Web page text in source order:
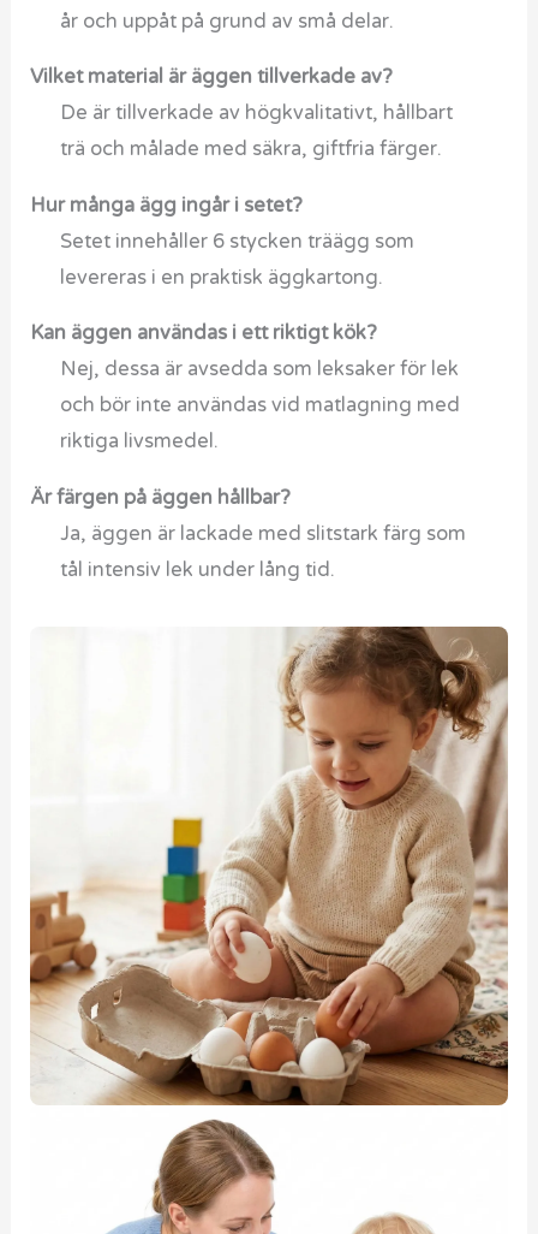
år och uppåt på grund av små delar.
Vilket material är äggen tillverkade av?
De är tillverkade av högkvalitativt, hållbart
trä och målade med säkra, giftfria färger.
Hur många ägg ingår i setet?
Setet innehåller 6 stycken träägg som
levereras i en praktisk äggkartong.
Kan äggen användas i ett riktigt kök?
Nej, dessa är avsedda som leksaker för lek
och bör inte användas vid matlagning med
riktiga livsmedel.
Är färgen på äggen hållbar?
Ja, äggen är lackade med slitstark färg som
tål intensiv lek under lång tid.